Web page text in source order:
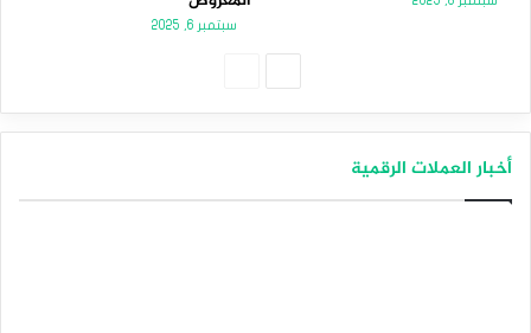
سبتمبر 6, 2025
أخبار العملات الرقمية